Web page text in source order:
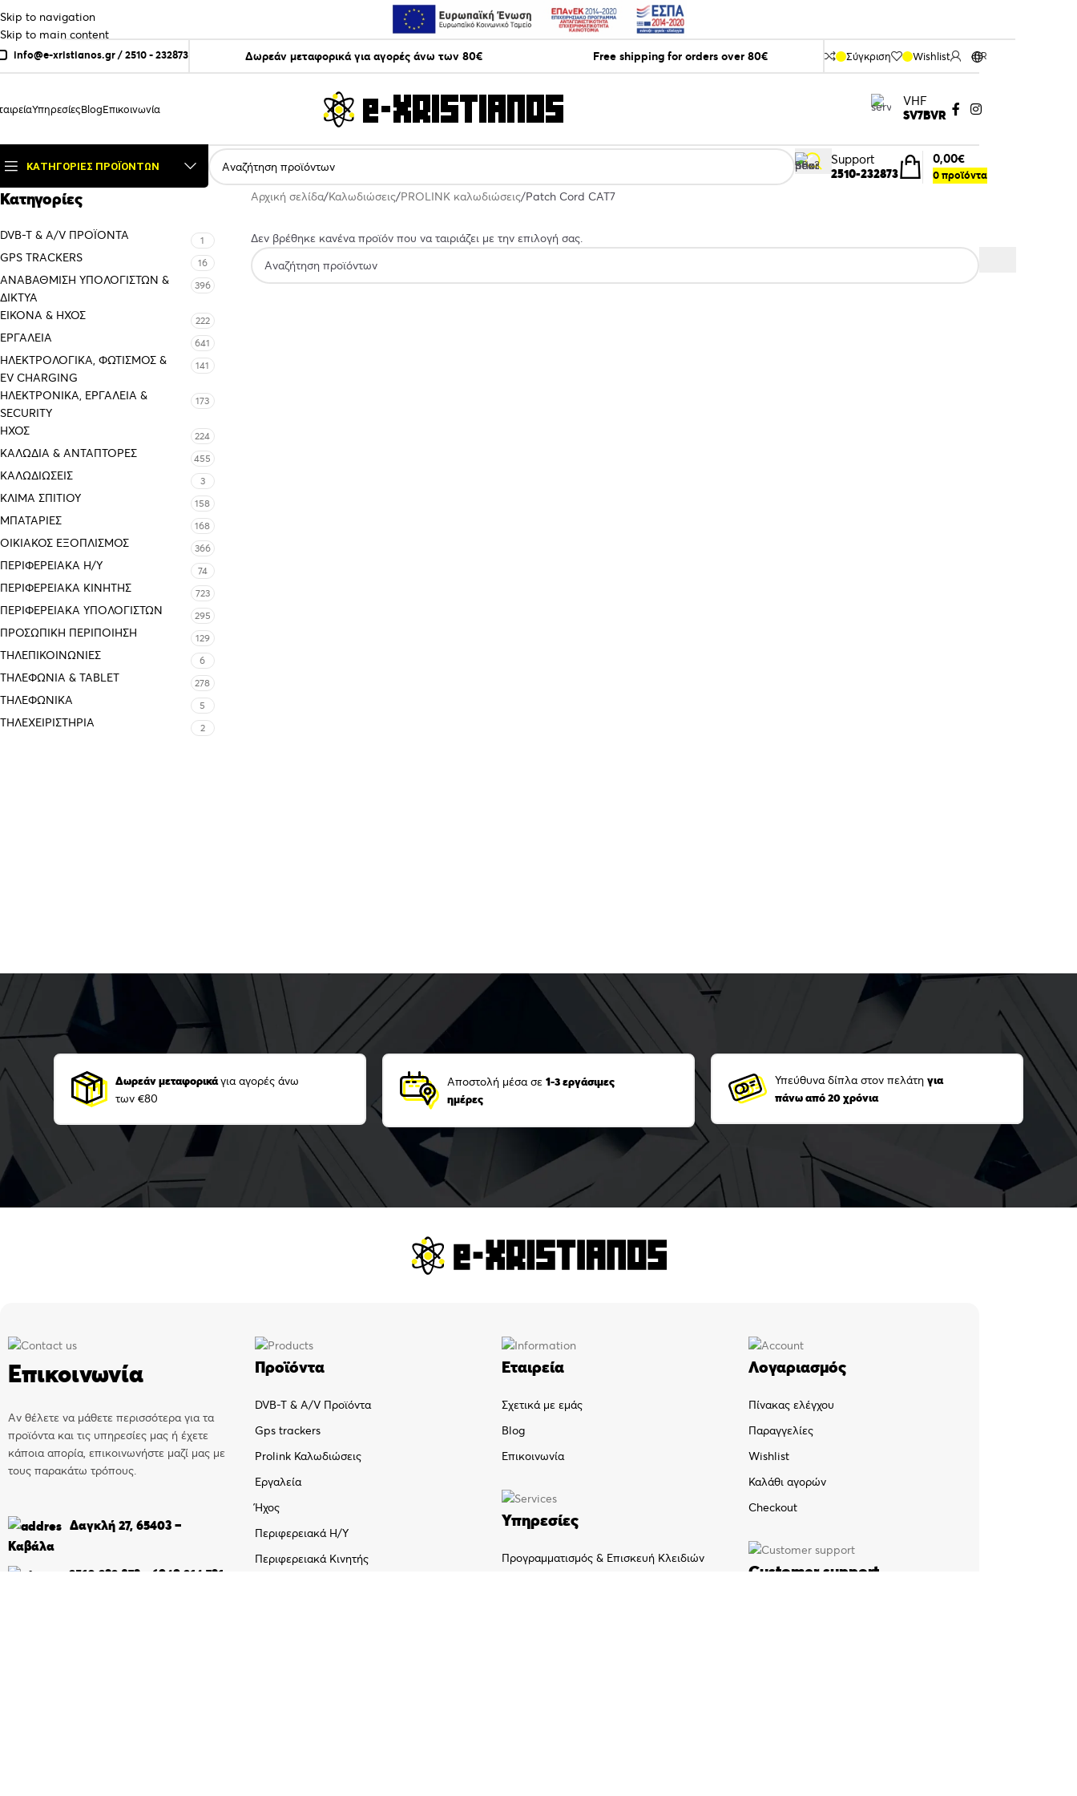
Skip to navigation
Skip to main content
info@e-xristianos.gr/2510 - 232873 Δωρεάν μεταφορικά για αγορές άνω των 80€ Free shipping for orders over 80€ Σύγκριση Wishlist GR
ΥπηρεσίεςBlogΕπικοινωνία
VHF
SV7BVR
ΚΑΤΗΓΟΡΊΕΣ ΠΡΟΪΌΝΤΩΝ
Support
2510-232873
0προϊόντα
0,00€
Κατηγορίες
DVB-T & A/V ΠΡΟΪΌΝΤΑ 1
GPS TRACKERS 16
ΑΝΑΒΆΘΜΙΣΗ ΥΠΟΛΟΓΙΣΤΏΝ &
ΔΊΚΤΥΑ
396
ΕΙΚΌΝΑ & ΗΧΟΣ 222
ΕΡΓΑΛΕΊΑ 641
ΗΛΕΚΤΡΟΛΟΓΙΚΆ, ΦΩΤΙΣΜΌΣ &
EV CHARGING
141
ΗΛΕΚΤΡΟΝΙΚΆ, ΕΡΓΑΛΕΊΑ &
SECURITY
173
ΉΧΟΣ 224
ΚΑΛΏΔΙΑ & ΑΝΤΆΠΤΟΡΕΣ 455
ΚΑΛΩΔΙΏΣΕΙΣ 3
ΚΛΊΜΑ ΣΠΙΤΙΟΎ 158
ΜΠΑΤΑΡΊΕΣ 168
ΟΙΚΙΑΚΌΣ ΕΞΟΠΛΙΣΜΌΣ 366
ΠΕΡΙΦΕΡΕΙΑΚΑ Η/Υ 74
ΠΕΡΙΦΕΡΕΙΑΚΑ ΚΙΝΗΤΗΣ 723
ΠΕΡΙΦΕΡΕΙΑΚΆ ΥΠΟΛΟΓΙΣΤΏΝ 295
ΠΡΟΣΩΠΙΚΉ ΠΕΡΙΠΟΊΗΣΗ 129
ΤΗΛΕΠΙΚΟΙΝΩΝΊΕΣ 6
ΤΗΛΕΦΩΝΊΑ & TABLET 278
ΤΗΛΕΦΩΝΙΚΑ 5
ΤΗΛΕΧΕΙΡΙΣΤΉΡΙΑ 2
Αρχική σελίδα Καλωδιώσεις PROLINK καλωδιώσεις Patch Cord CAT7
Δεν βρέθηκε κανένα προϊόν που να ταιριάζει με την επιλογή σας.
Δωρεάν μεταφορικάγια αγορές άνω
των €80
Αποστολή μέσα σε 1-3 εργάσιμες
ημέρες
Υπεύθυνα δίπλα στον πελάτη για
πάνω από 20 χρόνια
Επικοινωνία
Αν θέλετε να μάθετε περισσότερα για τα
προϊόντα και τις υπηρεσίες μας ή έχετε
κάποια απορία, επικοινωνήστε μαζί μας με
τους παρακάτω τρόπους.
Δαγκλή 27, 65403 –
Καβάλα
2510 232 873
6949 214 731
Προϊόντα
DVB-T & A/V Προϊόντα
Gps trackers
Prolink Καλωδιώσεις
Εργαλεία
Ήχος
Περιφερειακά Η/Υ
Περιφερειακά Κινητής
Εταιρεία
Σχετικά με εμάς
Blog
Επικοινωνία
Υπηρεσίες
Προγραμματισμός & Επισκευή Κλειδιών
Λογαριασμός
Πίνακας ελέγχου
Παραγγελίες
Wishlist
Καλάθι αγορών
Checkout
Customer support